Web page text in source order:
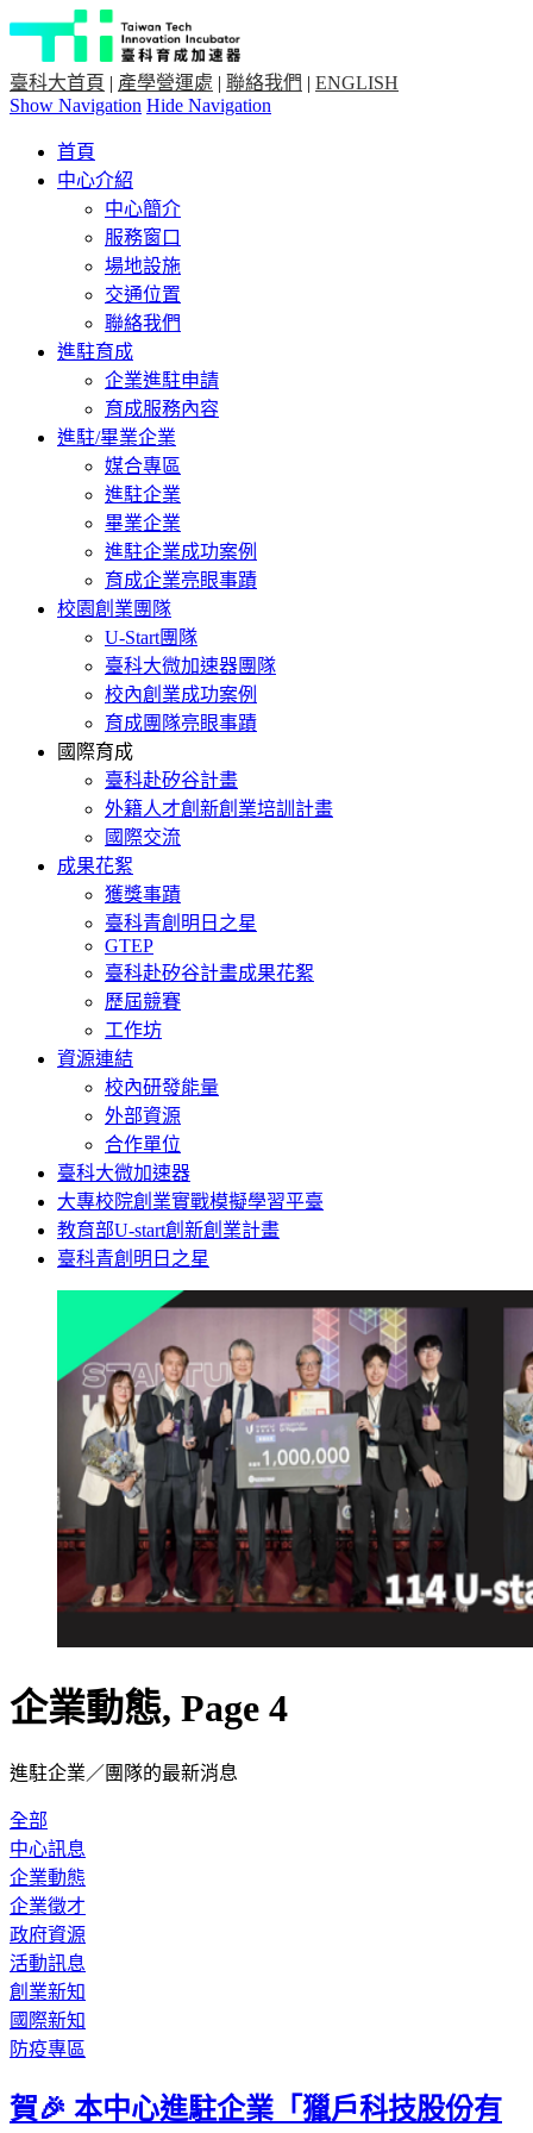
臺科大首頁 | 產學營運處 | 聯絡我們 | ENGLISH
Show Navigation Hide Navigation
首頁
中心介紹
中心簡介
服務窗口
場地設施
交通位置
聯絡我們
進駐育成
企業進駐申請
育成服務內容
進駐/畢業企業
媒合專區
進駐企業
畢業企業
進駐企業成功案例
育成企業亮眼事蹟
校園創業團隊
U-Start團隊
臺科大微加速器團隊
校內創業成功案例
育成團隊亮眼事蹟
國際育成
臺科赴矽谷計畫
外籍人才創新創業培訓計畫
國際交流
成果花絮
獲獎事蹟
臺科青創明日之星
GTEP
臺科赴矽谷計畫成果花絮
歷屆競賽
工作坊
資源連結
校內研發能量
外部資源
合作單位
臺科大微加速器
大專校院創業實戰模擬學習平臺
教育部U-start創新創業計畫
臺科青創明日之星
企業動態, Page 4
進駐企業／團隊的最新消息
全部
中心訊息
企業動態
企業徵才
政府資源
活動訊息
創業新知
國際新知
防疫專區
賀🎉 本中心進駐企業「獵戶科技股份有